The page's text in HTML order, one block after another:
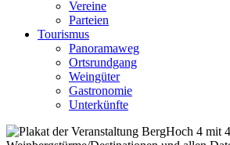
Vereine
Parteien
Tourismus
Panoramaweg
Ortsrundgang
Weingüter
Gastronomie
Unterkünfte